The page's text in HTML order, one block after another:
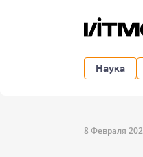
Наука
8 Февраля